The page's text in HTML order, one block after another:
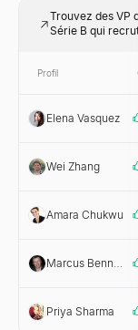
Trouvez des VP
Série B qui
Profil
Elena Vasquez
Wei Zhang
Amara Chukwu
Marcus Bennett
Priya Sharma